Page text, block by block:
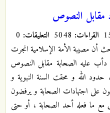
مقابل النصوص
القراءات: التعليقات:
أن مصيبة الأمة الإسلامية انجرت
دأب عليه الصحابة مقابل النصوص
الله و محقت السنة النبوية و
على اجتهادات الصحابة و يرفضون
ما فعله أحد الصحابة ، أو حتى